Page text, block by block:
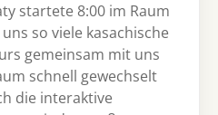
startete 8:00 im Raum
so viele kasachische
gemeinsam mit uns
schnell gewechselt
die interaktive